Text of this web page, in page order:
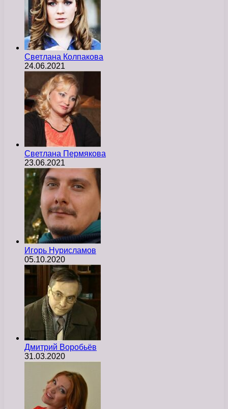
Светлана Колпакова
24.06.2021
Светлана Пермякова
23.06.2021
Игорь Нурисламов
05.10.2020
Дмитрий Воробьёв
31.03.2020